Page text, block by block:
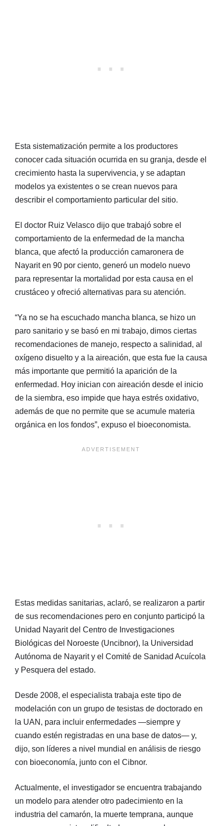
Esta sistematización permite a los productores
conocer cada situación ocurrida en su granja, desde el
crecimiento hasta la supervivencia, y se adaptan
modelos ya existentes o se crean nuevos para
describir el comportamiento particular del sitio.
El doctor Ruiz Velasco dijo que trabajó sobre el
comportamiento de la enfermedad de la mancha
blanca, que afectó la producción camaronera de
Nayarit en 90 por ciento, generó un modelo nuevo
para representar la mortalidad por esta causa en el
crustáceo y ofreció alternativas para su atención.
“Ya no se ha escuchado mancha blanca, se hizo un
paro sanitario y se basó en mi trabajo, dimos ciertas
recomendaciones de manejo, respecto a salinidad, al
oxígeno disuelto y a la aireación, que esta fue la causa
más importante que permitió la aparición de la
enfermedad. Hoy inician con aireación desde el inicio
de la siembra, eso impide que haya estrés oxidativo,
además de que no permite que se acumule materia
orgánica en los fondos”, expuso el bioeconomista.
Estas medidas sanitarias, aclaró, se realizaron a partir
de sus recomendaciones pero en conjunto participó la
Unidad Nayarit del Centro de Investigaciones
Biológicas del Noroeste (Uncibnor), la Universidad
Autónoma de Nayarit y el Comité de Sanidad Acuícola
y Pesquera del estado.
Desde 2008, el especialista trabaja este tipo de
modelación con un grupo de tesistas de doctorado en
la UAN, para incluir enfermedades —siempre y
cuando estén registradas en una base de datos— y,
dijo, son líderes a nivel mundial en análisis de riesgo
con bioeconomía, junto con el Cibnor.
Actualmente, el investigador se encuentra trabajando
un modelo para atender otro padecimiento en la
industria del camarón, la muerte temprana, aunque